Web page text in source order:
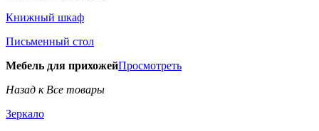
Книжный шкаф
Письменный стол
Мебель для прихожейПросмотреть
Назад к Все товары
Зеркало